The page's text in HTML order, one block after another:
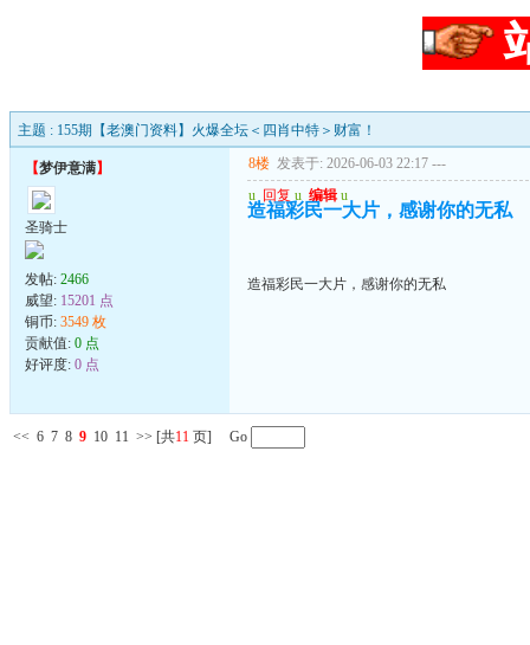
主题 : 155期【老澳门资料】火爆全坛＜四肖中特＞财富！
【梦伊意满】
圣骑士
发帖: 2466
威望: 15201 点
铜币: 3549 枚
贡献值: 0 点
好评度: 0 点
8楼 发表于: 2026-06-03 22:17 ---
u 回复 u 编辑 u
造福彩民一大片，感谢你的无私
造福彩民一大片，感谢你的无私
<< 6 7 8 9 10 11 >> [共11 页] Go